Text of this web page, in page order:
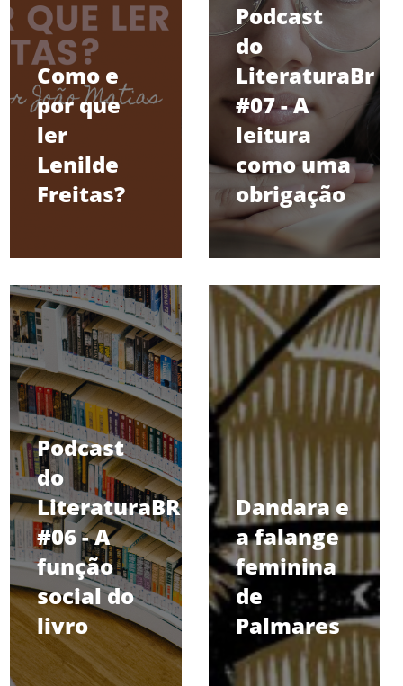
Como e
por que
ler
Lenilde
Freitas?
Podcast
do
LiteraturaBr
#07 - A
leitura
como uma
obrigação
Podcast
do
LiteraturaBR
#06 - A
função
social do
livro
Dandara e
a falange
feminina
de
Palmares